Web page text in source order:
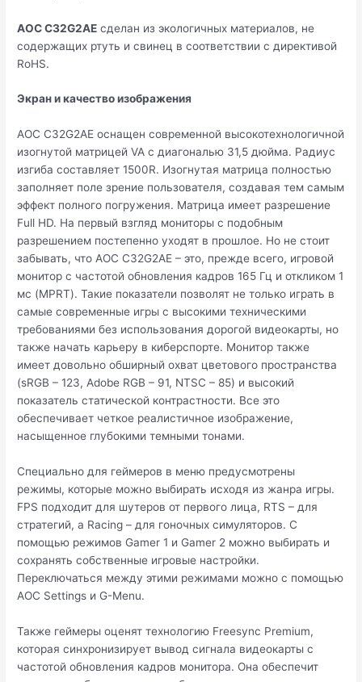
AOC C32G2AE сделан из экологичных материалов, не
содержащих ртуть и свинец в соответствии с директивой
RoHS.
Экран и качество изображения
AOC C32G2AE оснащен современной высокотехнологичной
изогнутой матрицей VA с диагональю 31,5 дюйма. Радиус
изгиба составляет 1500R. Изогнутая матрица полностью
заполняет поле зрение пользователя, создавая тем самым
эффект полного погружения. Матрица имеет разрешение
Full HD. На первый взгляд мониторы с подобным
разрешением постепенно уходят в прошлое. Но не стоит
забывать, что AOC C32G2AE – это, прежде всего, игровой
монитор с частотой обновления кадров 165 Гц и откликом 1
мс (MPRT). Такие показатели позволят не только играть в
самые современные игры с высокими техническими
требованиями без использования дорогой видеокарты, но
также начать карьеру в киберспорте. Монитор также
имеет довольно обширный охват цветового пространства
(sRGB – 123, Adobe RGB – 91, NTSC – 85) и высокий
показатель статической контрастности. Все это
обеспечивает четкое реалистичное изображение,
насыщенное глубокими темными тонами.
Специально для геймеров в меню предусмотрены
режимы, которые можно выбирать исходя из жанра игры.
FPS подходит для шутеров от первого лица, RTS – для
стратегий, а Racing – для гоночных симуляторов. С
помощью режимов Gamer 1 и Gamer 2 можно выбирать и
сохранять собственные игровые настройки.
Переключаться между этими режимами можно с помощью
AOC Settings и G-Menu.
Также геймеры оценят технологию Freesync Premium,
которая синхронизирует вывод сигнала видеокарты с
частотой обновления кадров монитора. Она обеспечит